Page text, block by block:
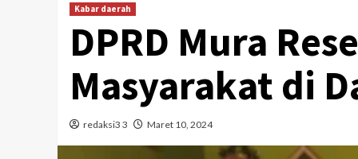
Kabar daerah
DPRD Mura
Masyarakat di
redaksi3 3 Maret 10, 2024